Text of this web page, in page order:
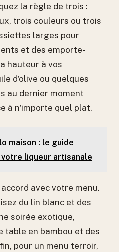
la règle de trois :
trois couleurs ou trois
larges pour
et des emporte-
hauteur à vos
d’olive ou quelques
au dernier moment
à n’importe quel plat.
maison : le guide
liqueur artisanale
accord avec votre menu.
du lin blanc et des
soirée exotique,
table en bambou et des
pour un menu terroir,